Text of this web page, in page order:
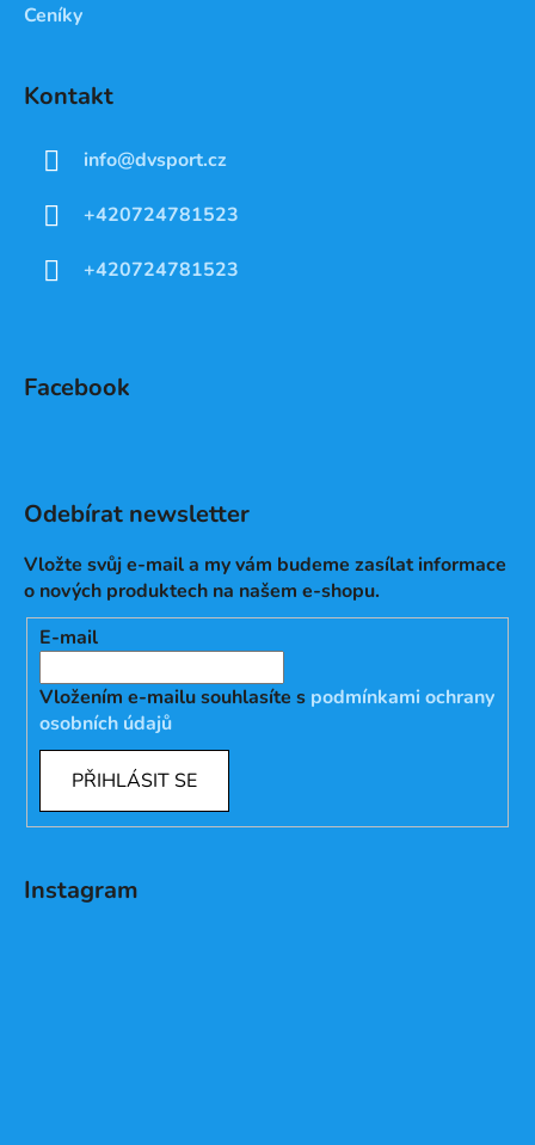
Ceníky
Kontakt
info@dvsport.cz
+420724781523
+420724781523
Facebook
Odebírat newsletter
Vložte svůj e-mail a my vám budeme zasílat informace
o nových produktech na našem e-shopu.
E-mail
Vložením e-mailu souhlasíte s podmínkami ochrany
osobních údajů
PŘIHLÁSIT SE
Instagram